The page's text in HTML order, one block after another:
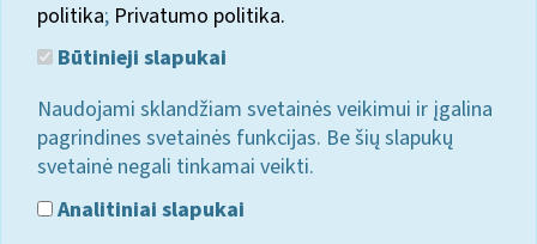
politika; Privatumo politika.
Būtinieji slapukai
Naudojami sklandžiam svetainės veikimui ir įgalina
pagrindines svetainės funkcijas. Be šių slapukų
svetainė negali tinkamai veikti.
Analitiniai slapukai